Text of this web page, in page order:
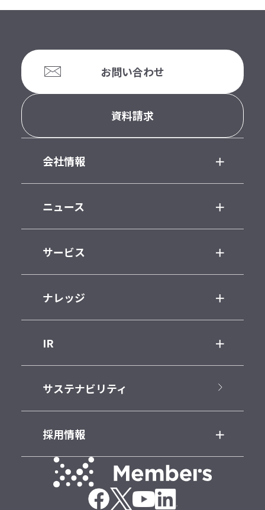
お問い合わせ
資料請求
会社情報
ニュース
サービス
ナレッジ
IR
サステナビリティ
採用情報